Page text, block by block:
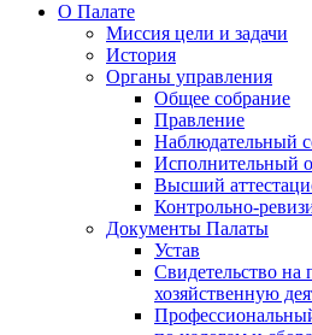
О Палате
Миссия цели и задачи
История
Органы управления
Общее собрание
Правление
Наблюдательный
Исполнительный
Высший
Контрольно-
Документы Палаты
Устав
Свидетельство на
хозяйственную